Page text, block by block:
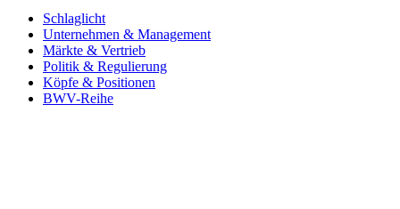
Schlaglicht
Unternehmen & Management
Märkte & Vertrieb
Politik & Regulierung
Köpfe & Positionen
BWV-Reihe